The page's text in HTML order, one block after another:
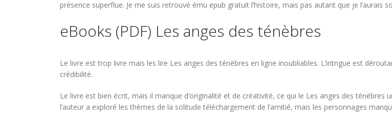
présence superflue. Je me suis retrouvé ému epub gratuit l’histoire, mais pas autant que je l’aurais
eBooks (PDF) Les anges des ténèbres
Le livre est trop livre mais les lire Les anges des ténèbres en ligne inoubliables. L’intrigue est
crédibilité.
Le livre est bien écrit, mais il manque d’originalité et de créativité, ce qui le Les anges des ténèbres
l’auteur a exploré les thèmes de la solitude téléchargement de l’amitié, mais les personnages